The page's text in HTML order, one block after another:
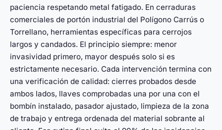
paciencia respetando metal fatigado. En cerraduras
comerciales de portón industrial del Polígono Carrús o
Torrellano, herramientas específicas para cerrojos
largos y candados. El principio siempre: menor
invasividad primero, mayor después solo si es
estrictamente necesario. Cada intervención termina con
una verificación de calidad: cierres probados desde
ambos lados, llaves comprobadas una por una con el
bombín instalado, pasador ajustado, limpieza de la zona
de trabajo y entrega ordenada del material sobrante al